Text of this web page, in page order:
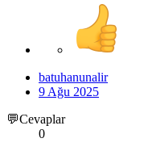
batuhanunalir
9 Ağu 2025
💬Cevaplar
0